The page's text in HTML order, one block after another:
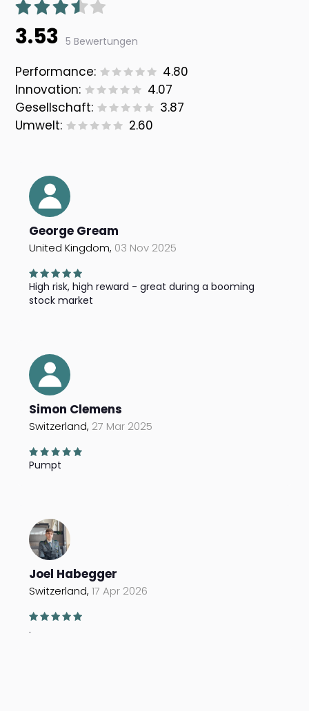
3.53 5 Bewertungen
Performance:
4.80
Innovation:
4.07
Gesellschaft:
3.87
Umwelt:
2.60
George Gream
United Kingdom, 03 Nov 2025
High risk, high reward - great during a booming
stock market
Simon Clemens
Switzerland, 27 Mar 2025
Pumpt
Joel Habegger
Switzerland,17 Apr 2026
.